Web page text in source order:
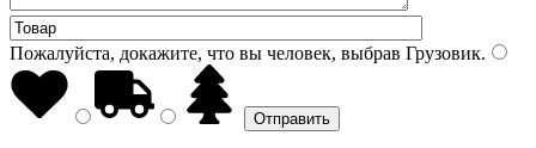
Пожалуйста, докажите, что вы человек, выбрав Грузовик.